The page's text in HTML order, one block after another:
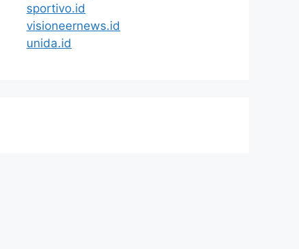
sportivo.id
visioneernews.id
unida.id